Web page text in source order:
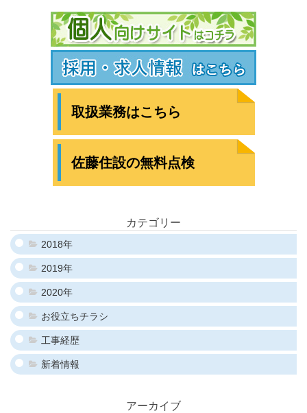
取扱業務はこちら
佐藤住設の無料点検
カテゴリー
2018年
2019年
2020年
お役立ちチラシ
工事経歴
新着情報
アーカイブ